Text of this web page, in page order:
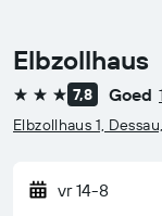
Elbzollhaus
3 sterren7,8 Goed
Elbzollhaus 1,
vr 14-8